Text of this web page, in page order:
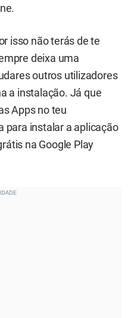
isso não terás de te
deixa uma
outros utilizadores
a instalação. Já que
Apps no teu
para instalar a aplicação
na Google Play